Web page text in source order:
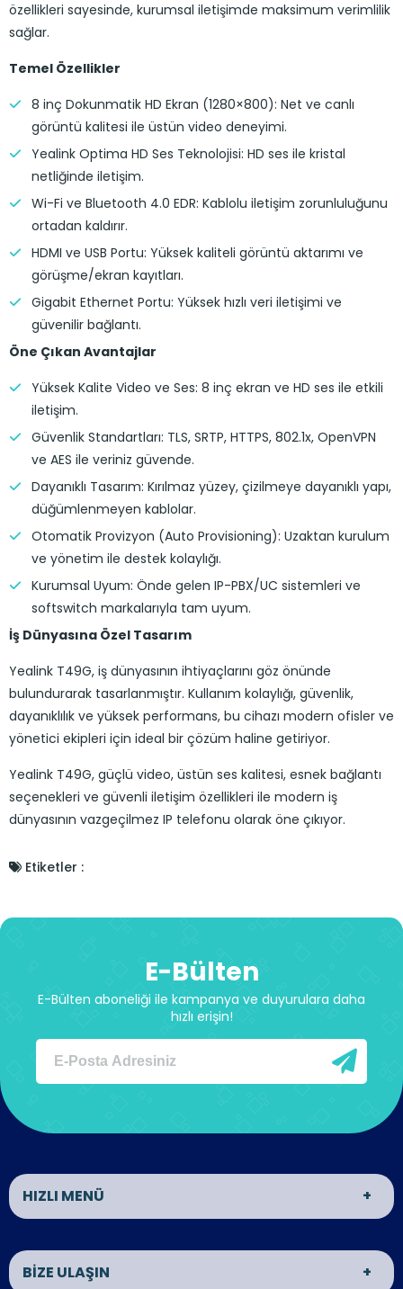
özellikleri sayesinde, kurumsal iletişimde maksimum verimlilik
sağlar.
Temel Özellikler
8 inç Dokunmatik HD Ekran (1280×800): Net ve canlı
görüntü kalitesi ile üstün video deneyimi.
Yealink Optima HD Ses Teknolojisi: HD ses ile kristal
netliğinde iletişim.
Wi-Fi ve Bluetooth 4.0 EDR: Kablolu iletişim zorunluluğunu
ortadan kaldırır.
HDMI ve USB Portu: Yüksek kaliteli görüntü aktarımı ve
görüşme/ekran kayıtları.
Gigabit Ethernet Portu: Yüksek hızlı veri iletişimi ve
güvenilir bağlantı.
Öne Çıkan Avantajlar
Yüksek Kalite Video ve Ses: 8 inç ekran ve HD ses ile etkili
iletişim.
Güvenlik Standartları: TLS, SRTP, HTTPS, 802.1x, OpenVPN
ve AES ile veriniz güvende.
Dayanıklı Tasarım: Kırılmaz yüzey, çizilmeye dayanıklı yapı,
düğümlenmeyen kablolar.
Otomatik Provizyon (Auto Provisioning): Uzaktan kurulum
ve yönetim ile destek kolaylığı.
Kurumsal Uyum: Önde gelen IP-PBX/UC sistemleri ve
softswitch markalarıyla tam uyum.
İş Dünyasına Özel Tasarım
Yealink T49G, iş dünyasının ihtiyaçlarını göz önünde
bulundurarak tasarlanmıştır. Kullanım kolaylığı, güvenlik,
dayanıklılık ve yüksek performans, bu cihazı modern ofisler ve
yönetici ekipleri için ideal bir çözüm haline getiriyor.
Yealink T49G, güçlü video, üstün ses kalitesi, esnek bağlantı
seçenekleri ve güvenli iletişim özellikleri ile modern iş
dünyasının vazgeçilmez IP telefonu olarak öne çıkıyor.
Etiketler :
E-Bülten
E-Bülten aboneliği ile kampanya ve duyurulara daha
hızlı erişin!
HIZLI MENÜ
Karel Telefon Santral
Sistemleri
Ericsson Lg iPECS Telefon
BİZE ULAŞIN